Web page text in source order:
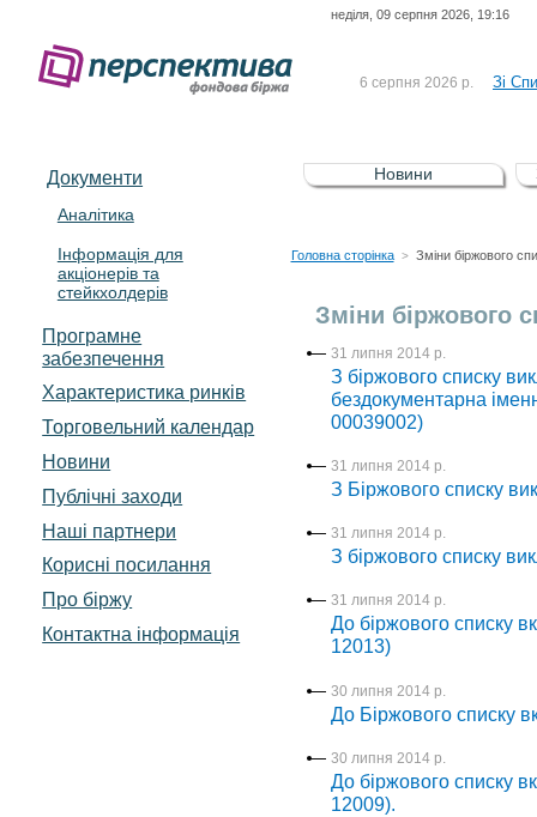
неділя, 09 серпня 2026, 19:16
6 серпня 2026 р. Зі
5 серпня 2026 р.
Зі
UA4000232607)
4 серпня 2026 р.
До
Документи
Аналітика
Інформація для
акціонерів та
стейкхолдерів
Програмне
забезпечення
Характеристика pинків
Торговельний календар
Новини
Публічні заходи
Наші партнери
Корисні посилання
Про біржу
Контактна інформація
Новини
Головна сторінка > Зміни біржового
Зміни біржового
31 липня 2014 р.
З біржового списку
бездокументарна
00039002)
31 липня 2014 р.
З Біржового списку
31 липня 2014 р.
З біржового списку
31 липня 2014 р.
До біржового списку
12013)
30 липня 2014 р.
До Біржового списку
30 липня 2014 р.
До біржового списку
12009).